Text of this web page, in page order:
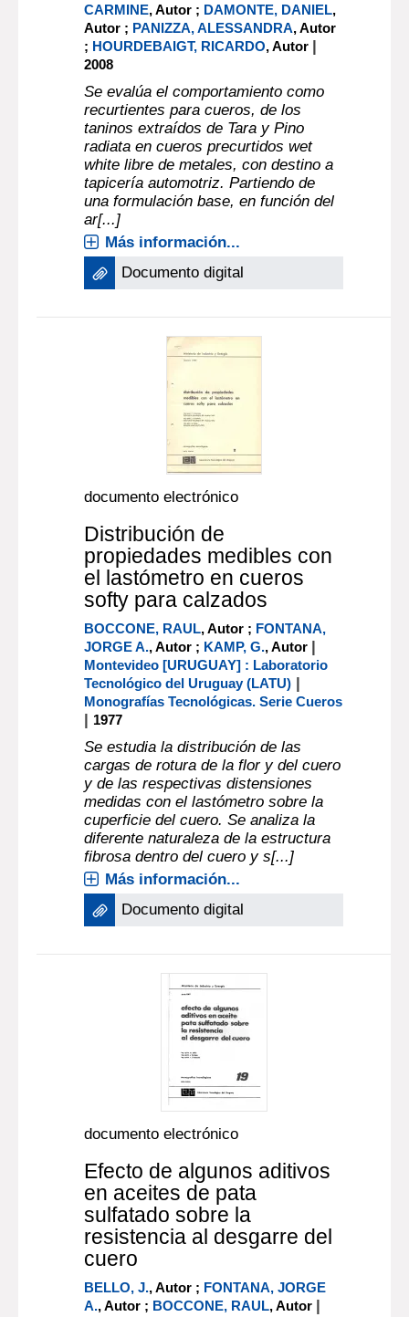
CARMINE, Autor ; DAMONTE, DANIEL,
Autor ; PANIZZA, ALESSANDRA, Autor
; HOURDEBAIGT, RICARDO, Autor |
2008
Se evalúa el comportamiento como
recurtientes para cueros, de los
taninos extraídos de Tara y Pino
radiata en cueros precurtidos wet
white libre de metales, con destino a
tapicería automotriz. Partiendo de
una formulación base, en función del
ar[...]
Más información...
Documento digital
documento electrónico
Distribución de
propiedades medibles con
el lastómetro en cueros
softy para calzados
BOCCONE, RAUL, Autor ; FONTANA,
JORGE A., Autor ; KAMP, G., Autor |
Montevideo [URUGUAY] : Laboratorio
Tecnológico del Uruguay (LATU) |
Monografías Tecnológicas. Serie Cueros
| 1977
Se estudia la distribución de las
cargas de rotura de la flor y del cuero
y de las respectivas distensiones
medidas con el lastómetro sobre la
cuperficie del cuero. Se analiza la
diferente naturaleza de la estructura
fibrosa dentro del cuero y s[...]
Más información...
Documento digital
documento electrónico
Efecto de algunos aditivos
en aceites de pata
sulfatado sobre la
resistencia al desgarre del
cuero
BELLO, J., Autor ; FONTANA, JORGE
A., Autor ; BOCCONE, RAUL, Autor |